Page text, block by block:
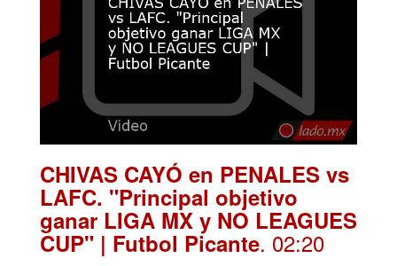
CHIVAS CAYÓ en PENALES vs
LAFC. "Principal objetivo
ganar LIGA MX y NO LEAGUES
CUP" | Futbol Picante. 02:20